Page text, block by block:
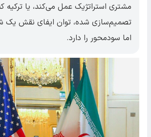
مشتری استراتژیک عمل می‌کند، یا ترکیه
تصمیم‌سازی شده، توان ایفای نقش یک
اما سودمحور را دارد.